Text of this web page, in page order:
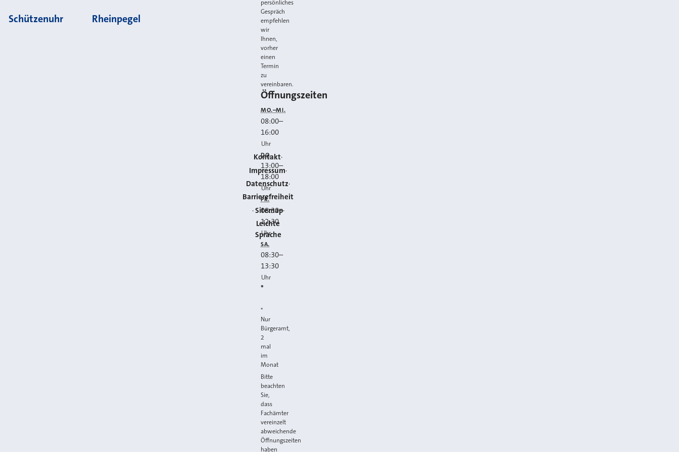
Schützenuhr Rheinpegel
Kontakt
Impressum
Datenschutz
Barrierefreiheit
Sitemap
Leichte
Sprache
persönliches
Gespräch
empfehlen
wir
Ihnen,
vorher
einen
Termin
zu
vereinbaren.
Öffnungszeiten
MO.–MI.
08:00–
16:00
Uhr
DO.
13:00–
18:00
Uhr
FR.
08:30–
12:30
Uhr
SA.
08:30–
13:30
Uhr
*
*
Nur
Bürgeramt,
2
mal
im
Monat
Bitte
beachten
Sie,
dass
Fachämter
vereinzelt
abweichende
Öffnungszeiten
haben